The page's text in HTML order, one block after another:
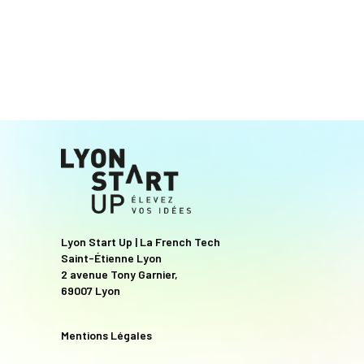
Lyon Start Up | La French Tech
Saint-Étienne Lyon
2 avenue Tony Garnier,
69007 Lyon
Mentions Légales